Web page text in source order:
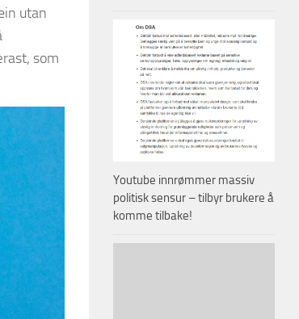
utan
som
Youtube innrømmer massiv
politisk sensur – tilbyr brukere å
komme tilbake!